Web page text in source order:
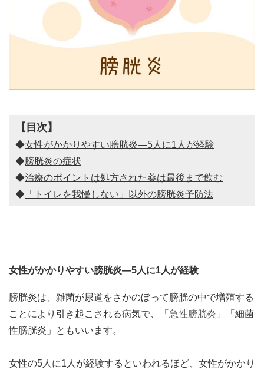
【目次】
◆女性がかかりやすい膀胱炎―5人に1人が経験
◆膀胱炎の症状
◆治療のポイントは処方された薬は最後まで飲む
◆ 「トイレを我慢しない」以外の膀胱炎予防法
女性がかかりやすい膀胱炎―5人に1人が経験
膀胱炎は、雑菌が尿道をさかのぼって膀胱の中で増殖する
ことにより引き起こされる病気で、「 急性膀胱炎 」「細菌
性膀胱炎」ともいいます。
女性の5人に1人が経験するといわれるほど、女性がかかり